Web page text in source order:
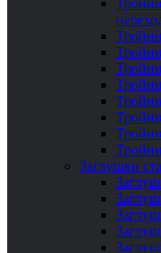
Заглушки